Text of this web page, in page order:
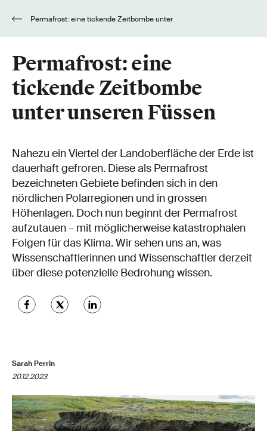
Permafrost: eine
tickende Zeitbombe
unter unseren Füssen
Nahezu ein Viertel der Landoberfläche der Erde ist
dauerhaft gefroren. Diese als Permafrost
bezeichneten Gebiete befinden sich in den
nördlichen Polarregionen und in grossen
Höhenlagen. Doch nun beginnt der Permafrost
aufzutauen – mit möglicherweise katastrophalen
Folgen für das Klima. Wir sehen uns an, was
Wissenschaftlerinnen und Wissenschaftler derzeit
über diese potenzielle Bedrohung wissen.
Sarah Perrin
20.12.2023